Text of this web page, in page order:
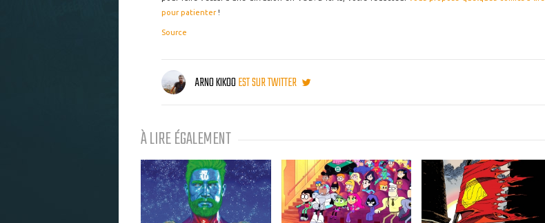
pour patienter!
Source
ARNO KIKOOEST SUR TWITTER
À LIRE ÉGALEMENT